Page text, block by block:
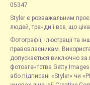
05347
Styler є розважальним
людей, тренди і все, що
Фотографії, ілюстрації та
правовласникам.
допускається виключно за
фотоагентства Getty
або підписані «Styler» чи